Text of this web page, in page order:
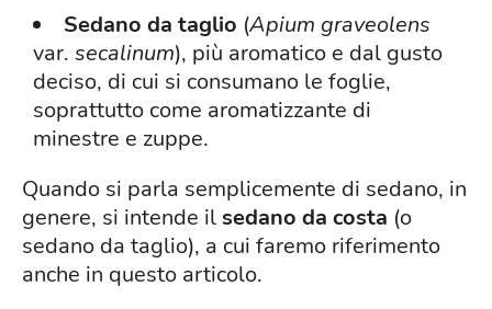
Sedano da taglio (Apium graveolens
var. secalinum), più aromatico e dal gusto
deciso, di cui si consumano le foglie,
soprattutto come aromatizzante di
minestre e zuppe.
Quando si parla semplicemente di sedano, in
genere, si intende ilsedano da costa (o
sedano da taglio), a cui faremo riferimento
anche in questo articolo.